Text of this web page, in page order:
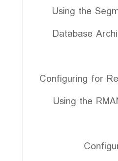
14. Database
16. Using the
17.